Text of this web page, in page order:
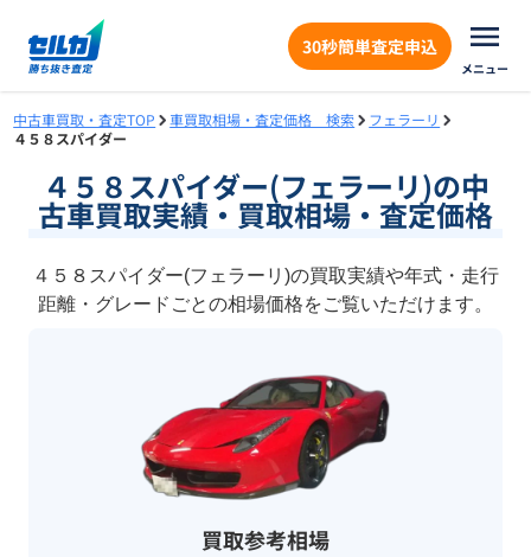
30秒簡単査定申込
メニュー
中古車買取・査定TOP 車買取相場・査定価格 検索
フェラーリ
４５８スパイダー
４５８スパイダー(フェラーリ)の中
古車買取実績・買取相場・査定価格
４５８スパイダー(フェラーリ)の買取実績や年式・走行
距離・グレードごとの相場価格をご覧いただけます。
買取参考相場